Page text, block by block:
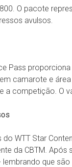
O pacote
avulsos.
Pass
camarote e
a competição. O
do WTT Star
da CBTM.
lembrando que